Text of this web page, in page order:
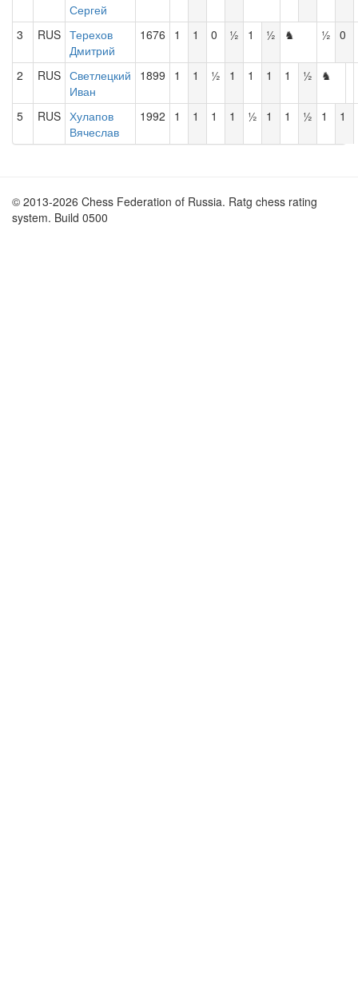
Сергей
3 RUS Терехов
Дмитрий
1676 1 1 0 ½ 1 ½ ♞ ½ 0
2 RUS Светлецкий
Иван
1899 1 1 ½ 1 1 1 1 ½ ♞
5 RUS Хулапов
Вячеслав
1992 1 1 1 1 ½ 1 1 ½ 1 1
© 2013-2026 Chess Federation of Russia. Ratg chess rating
system. Build 0500